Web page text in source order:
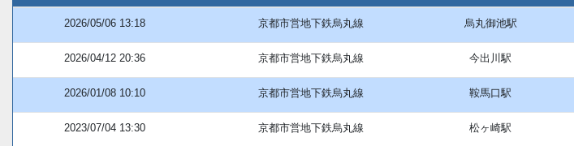
2026/05/06 13:18 京都市営地下鉄烏丸線 烏丸御池駅
2026/04/12 20:36 京都市営地下鉄烏丸線 今出川駅
2026/01/08 10:10 京都市営地下鉄烏丸線 鞍馬口駅
2023/07/04 13:30 京都市営地下鉄烏丸線 松ヶ崎駅